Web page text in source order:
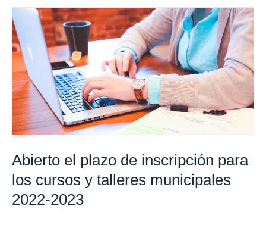
Abierto el plazo de inscripción para
los cursos y talleres municipales
2022-2023
Abierto
el
plazo
de
inscripción
para
los
cursos
talleres
municipales
2022-